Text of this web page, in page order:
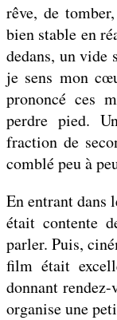
rêve, de
bien stable en
dedans, un vide
je sens mon
prononcé ces
perdre pied.
fraction de
comblé peu à
En entrant dans
était contente
parler. Puis,
film était
donnant
organise une